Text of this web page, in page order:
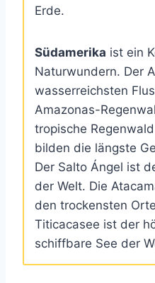
Erde.
Südamerika ist ein
Naturwundern. Der
wasserreichsten
Amazonas-
tropische
bilden die längste
Der Salto Ángel ist
der Welt. Die
den trockensten
Titicacasee ist der
schiffbare See der